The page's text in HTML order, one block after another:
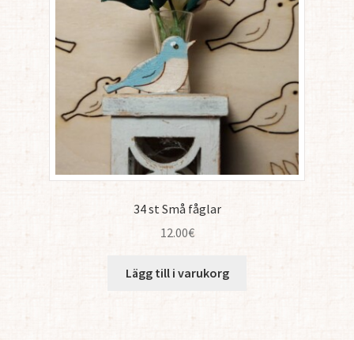
34 st Små fåglar
12.00€
Lägg till i varukorg